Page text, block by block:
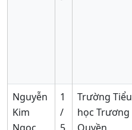
Nguyễn
Kim
Ngọc
1
/
5
Trường Tiểu
học Trương
Quyền